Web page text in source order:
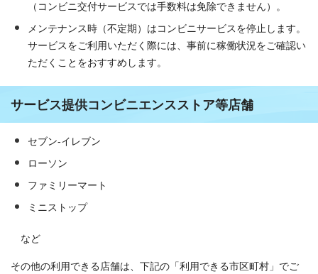
（コンビニ交付サービスでは手数料は免除できません）。
メンテナンス時（不定期）はコンビニサービスを停止します。
サービスをご利用いただく際には、事前に稼働状況をご確認い
ただくことをおすすめします。
サービス提供コンビニエンスストア等店舗
セブン-イレブン
ローソン
ファミリーマート
ミニストップ
など
その他の利用できる店舗は、下記の「利用できる市区町村」でご